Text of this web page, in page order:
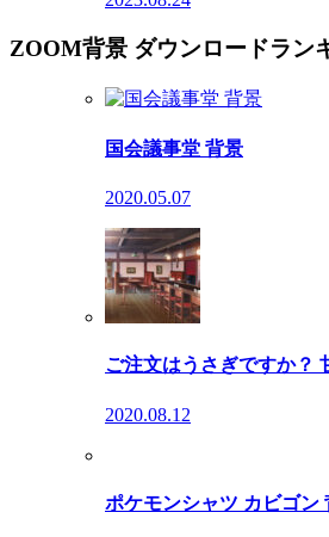
ZOOM背景 ダウンロードラン
国会議事堂 背景
2020.05.07
ご注文はうさぎですか？
2020.08.12
ポケモンシャツ カビゴン